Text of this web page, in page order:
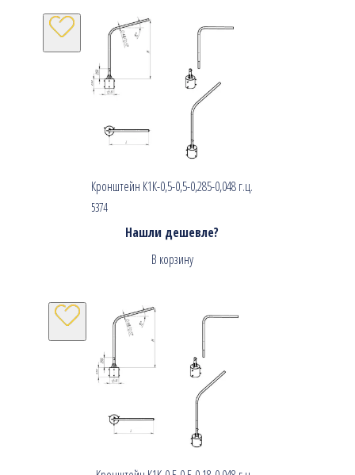
Кронштейн К1К-0,5-0,5-0,285-0,048 г.ц.
5374
Нашли дешевле?
В корзину